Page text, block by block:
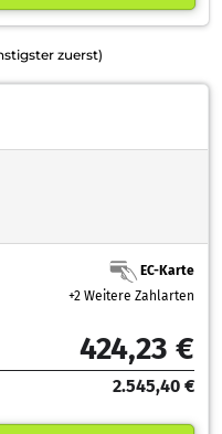
zuerst)
EC-Karte
+2 Weitere Zahlarten
424,23 €
2.545,40 €